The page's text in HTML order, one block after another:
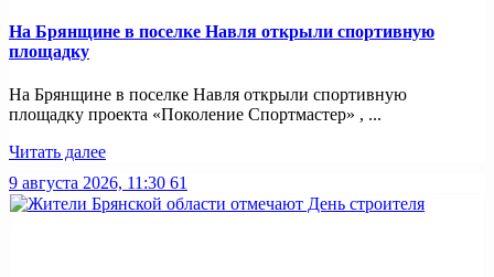
На Брянщине в поселке Навля открыли спортивную
площадку
На Брянщине в поселке Навля открыли спортивную
площадку проекта «Поколение Спортмастер» , ...
Читать далее
9 августа 2026, 11:30 61